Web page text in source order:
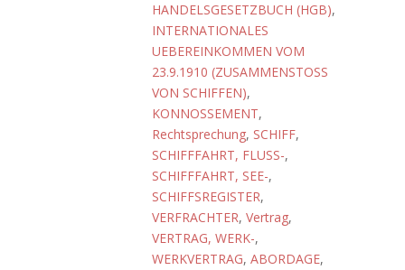
HANDELSGESETZBUCH (HGB),
INTERNATIONALES
UEBEREINKOMMEN VOM
23.9.1910 (ZUSAMMENSTOSS
VON SCHIFFEN),
KONNOSSEMENT,
Rechtsprechung, SCHIFF,
SCHIFFFAHRT, FLUSS-,
SCHIFFFAHRT, SEE-,
SCHIFFSREGISTER,
VERFRACHTER, Vertrag,
VERTRAG, WERK-,
WERKVERTRAG, ABORDAGE,